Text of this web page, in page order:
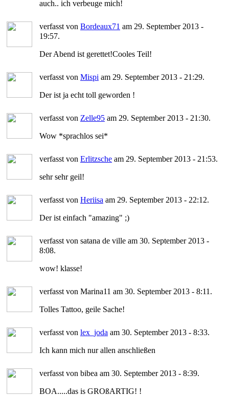
auch.. ich verbeuge mich!
verfasst von Bordeaux71 am 29. September 2013 -
19:57.
Der Abend ist gerettet!Cooles Teil!
verfasst von Mispi am 29. September 2013 - 21:29.
Der ist ja echt toll geworden !
verfasst von Zelle95 am 29. September 2013 - 21:30.
Wow *sprachlos sei*
verfasst von Erlitzsche am 29. September 2013 - 21:53.
sehr sehr geil!
verfasst von Heriisa am 29. September 2013 - 22:12.
Der ist einfach "amazing" ;)
verfasst von satana de ville am 30. September 2013 -
8:08.
wow! klasse!
verfasst von Marina11 am 30. September 2013 - 8:11.
Tolles Tattoo, geile Sache!
verfasst von lex_joda am 30. September 2013 - 8:33.
Ich kann mich nur allen anschließen
verfasst von bibea am 30. September 2013 - 8:39.
BOA.....das is GROßARTIG! !